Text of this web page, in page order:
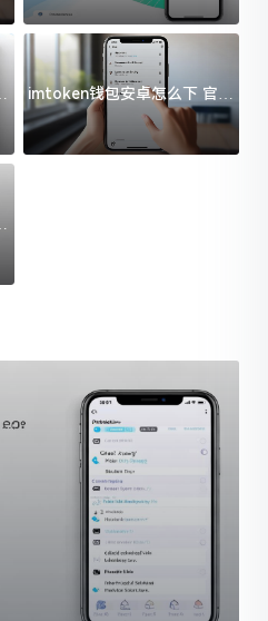
imtoken钱包安卓怎么下 官方
渠道避坑指南